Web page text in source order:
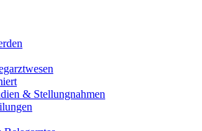
& Stellungnahmen